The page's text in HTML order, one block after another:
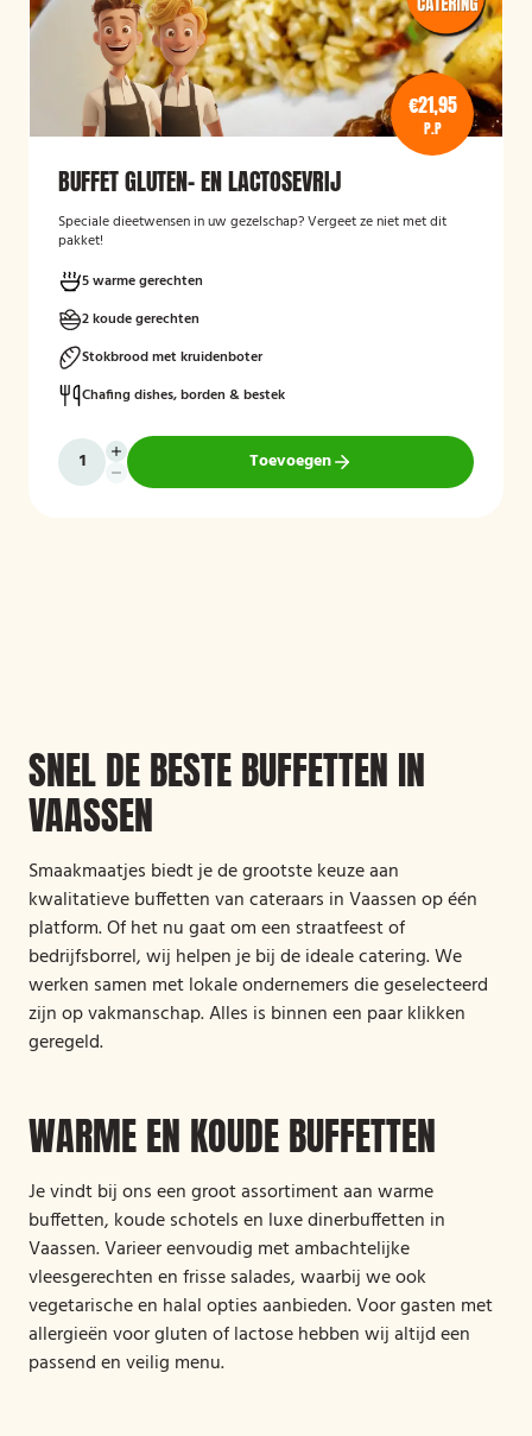
€21,95
P.P
BUFFET GLUTEN- EN LACTOSEVRIJ
Speciale dieetwensen in uw gezelschap? Vergeet ze niet met dit
pakket!
5 warme gerechten
2 koude gerechten
Stokbrood met kruidenboter
Chafing dishes, borden & bestek
Toevoegen
SNEL DE BESTE BUFFETTEN IN
VAASSEN
Smaakmaatjes biedt je de grootste keuze aan
kwalitatieve buffetten van cateraars in Vaassen op één
platform. Of het nu gaat om een straatfeest of
bedrijfsborrel, wij helpen je bij de ideale catering. We
werken samen met lokale ondernemers die geselecteerd
zijn op vakmanschap. Alles is binnen een paar klikken
geregeld.
WARME EN KOUDE BUFFETTEN
Je vindt bij ons een groot assortiment aan warme
buffetten, koude schotels en luxe dinerbuffetten in
Vaassen. Varieer eenvoudig met ambachtelijke
vleesgerechten en frisse salades, waarbij we ook
vegetarische en halal opties aanbieden. Voor gasten met
allergieën voor gluten of lactose hebben wij altijd een
passend en veilig menu.